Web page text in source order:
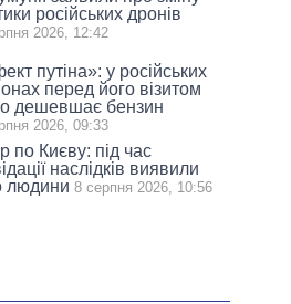
російських дронів
2026, 12:42
путіна»: у російських
перед його візитом
дешевшає бензин
2026, 09:33
по Києву: під час
наслідків виявили
людини 8 серпня 2026, 10:56